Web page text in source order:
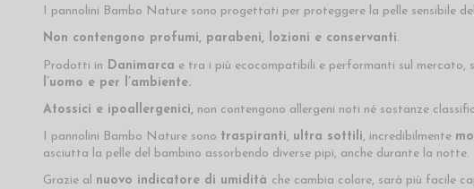
I pannolini Bambo Nature sono progettati per proteggere la pelle sensibile
Non contengono profumi, parabeni, lozioni e conservanti.
Prodotti in Danimarca e tra i più ecocompatibili e performanti sul mercato,
l’uomo e per l’ambiente.
Atossici e ipoallergenici,non contengono allergeni noti né sostanze
I pannolini Bambo Nature sono traspiranti, ultra sottili, incredibilmente
asciutta la pelle del bambino assorbendo diverse pipì, anche durante la notte.
Grazie al nuovo indicatore di umidità che cambia colore, sarà più facile